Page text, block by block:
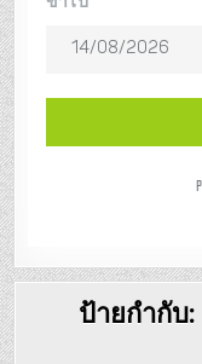
ป้ายกำกับ: